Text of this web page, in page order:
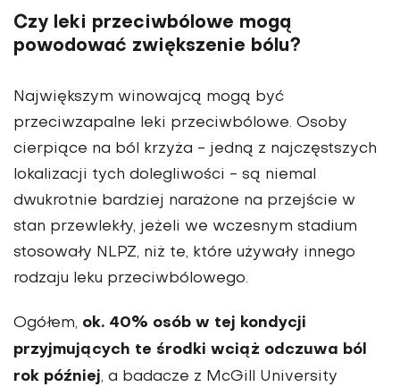
Czy leki przeciwbólowe mogą
powodować zwiększenie bólu?
Największym winowajcą mogą być
przeciwzapalne leki przeciwbólowe. Osoby
cierpiące na ból krzyża - jedną z najczęstszych
lokalizacji tych dolegliwości - są niemal
dwukrotnie bardziej narażone na przejście w
stan przewlekły, jeżeli we wczesnym stadium
stosowały NLPZ, niż te, które używały innego
rodzaju leku przeciwbólowego.
Ogółem, ok. 40% osób w tej kondycji
przyjmujących te środki wciąż odczuwa ból
rok później, a badacze z McGill University